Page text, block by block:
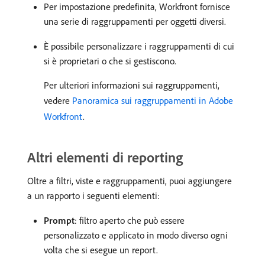
Per impostazione predefinita, Workfront fornisce
una serie di raggruppamenti per oggetti diversi.
È possibile personalizzare i raggruppamenti di cui
si è proprietari o che si gestiscono.
Per ulteriori informazioni sui raggruppamenti,
vedere Panoramica sui raggruppamenti in Adobe
Workfront.
Altri elementi di reporting
Oltre a filtri, viste e raggruppamenti, puoi aggiungere
a un rapporto i seguenti elementi:
Prompt: filtro aperto che può essere
personalizzato e applicato in modo diverso ogni
volta che si esegue un report.